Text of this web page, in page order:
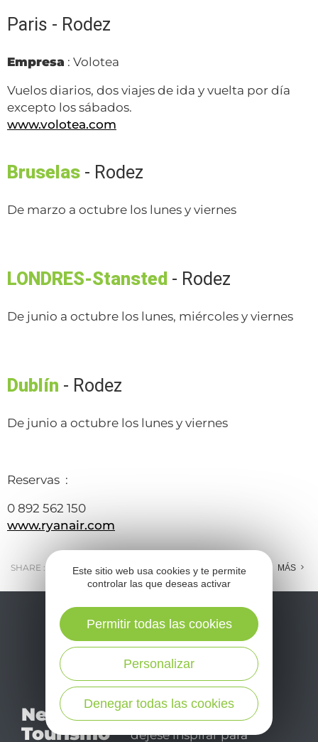
Paris - Rodez
Empresa : Volotea
Vuelos diarios, dos viajes de ida y vuelta por día
excepto los sábados.
www.volotea.com
Bruselas - Rodez
De marzo a octubre los lunes y viernes
LONDRES-Stansted - Rodez
De junio a octubre los lunes, miércoles y viernes
Dublín - Rodez
De junio a octubre los lunes y viernes
Reservas :
0 892 562 150
www.ryanair.com
SHARE : E-MAIL MESSENGER FACEBOOK MÁS
Newsletter
Tourismo
No se pierda nuestro
mensual newsletter y
déjese inspirar para
Este sitio web usa cookies y te permite
controlar las que deseas activar
Denegar todas las cookies
Personalizar
Permitir todas las cookies